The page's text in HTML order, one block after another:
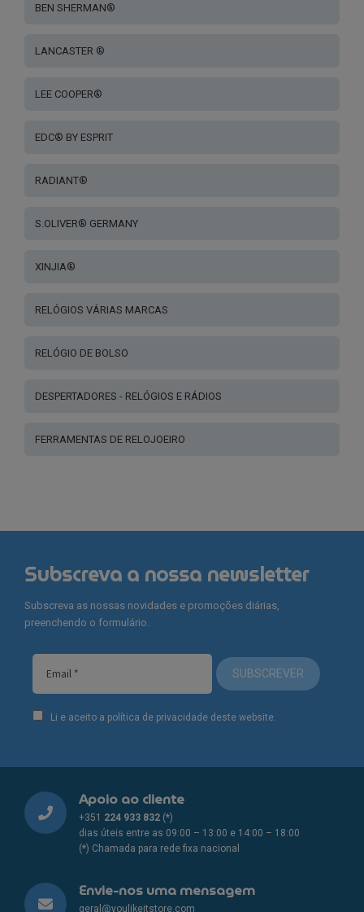
BEN SHERMAN®
LANCASTER ®
LEE COOPER®
EDC® BY ESPRIT
RADIANT®
S.OLIVER® GERMANY
XINJIA®
RELÓGIOS VÁRIAS MARCAS
RELÓGIO DE BOLSO
DESPERTADORES - RELÓGIOS E RÁDIOS
FERRAMENTAS DE RELOJOEIRO
Subscreva a nossa newsletter
Subscreva as nossas novidades e promoções diárias,
preenchendo o formulário.
SUBSCREVER
Li e aceito a política de privacidade deste website.
Apoio ao cliente
+351 224 933 832 (*)
dias úteis entre as 09:00 – 13:00 e 14:00 – 18:00
(*) Chamada para rede fixa nacional
Envie-nos uma mensagem
geral@youlikeitstore.com